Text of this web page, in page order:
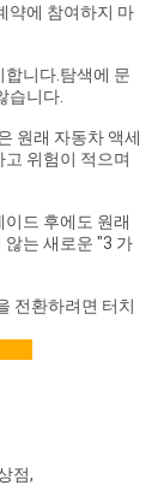
약에 참여하지 마
합니다.탐색에 문
습니다.
원래 자동차 액세
위험이 적으며
드 후에도 원래
는 새로운 "3 가
전환하려면 터치
점,